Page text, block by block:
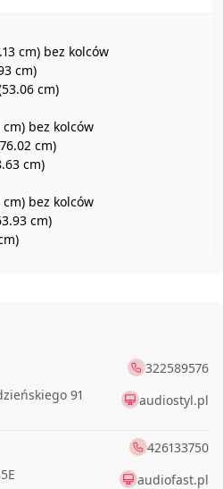
cm) bez kolców
cm)
cm)
cm) bez kolców
cm)
cm)
cm) bez kolców
cm)
91
322589576
audiostyl.pl
426133750
audiofast.pl